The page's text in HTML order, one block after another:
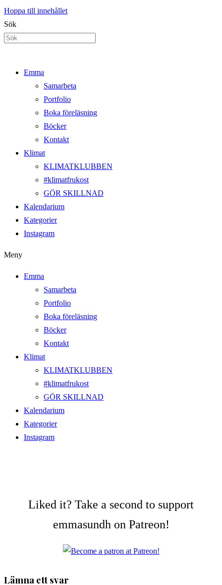
Hoppa till innehållet
Sök
Emma
Samarbeta
Portfolio
Boka föreläsning
Böcker
Kontakt
Klimat
KLIMATKLUBBEN
#klimatfrukost
GÖR SKILLNAD
Kalendarium
Kategorier
Instagram
Meny
Emma
Samarbeta
Portfolio
Boka föreläsning
Böcker
Kontakt
Klimat
KLIMATKLUBBEN
#klimatfrukost
GÖR SKILLNAD
Kalendarium
Kategorier
Instagram
Liked it? Take a second to support
emmasundh on Patreon!
Lämna ett svar